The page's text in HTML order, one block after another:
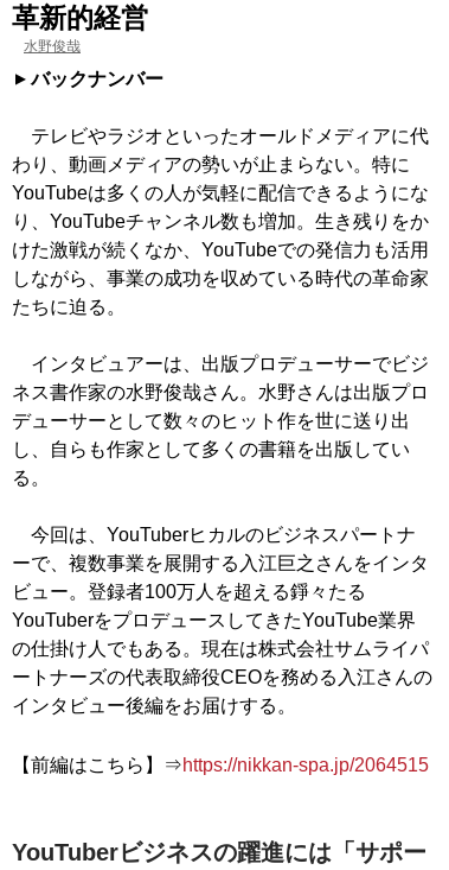
革新的経営
水野俊哉
バックナンバー
テレビやラジオといったオールドメディアに代
わり、動画メディアの勢いが止まらない。特に
YouTubeは多くの人が気軽に配信できるようにな
り、YouTubeチャンネル数も増加。生き残りをか
けた激戦が続くなか、YouTubeでの発信力も活用
しながら、事業の成功を収めている時代の革命家
たちに迫る。
インタビュアーは、出版プロデューサーでビジ
ネス書作家の水野俊哉さん。水野さんは出版プロ
デューサーとして数々のヒット作を世に送り出
し、自らも作家として多くの書籍を出版してい
る。
今回は、YouTuberヒカルのビジネスパートナ
ーで、複数事業を展開する入江巨之さんをインタ
ビュー。登録者100万人を超える錚々たる
YouTuberをプロデュースしてきたYouTube業界
の仕掛け人でもある。現在は株式会社サムライパ
ートナーズの代表取締役CEOを務める入江さんの
インタビュー後編をお届けする。
【前編はこちら】⇒https://nikkan-spa.jp/2064515
YouTuberビジネスの躍進には「サポー